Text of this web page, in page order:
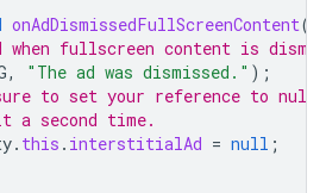
onAdDismissedFullScreenContent()
fullscreen content is
, "The ad was dismissed." );
to set your reference to null
a second time.
. this . interstitialAd = null ;